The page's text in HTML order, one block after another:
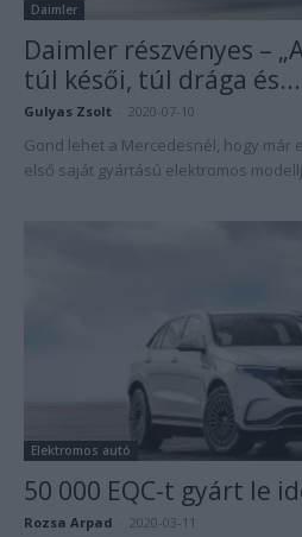
Daimler
Daimler részvényes –
túl késői, túl drága és...
Gulyas Zsolt 2020-07-10
Gond lehet a Mercedesnél, hogy már
első saját gyártású elektromos
Elektromos autó
50 000 EQC-t gyárt le
Rozsa Arpad 2020-03-11